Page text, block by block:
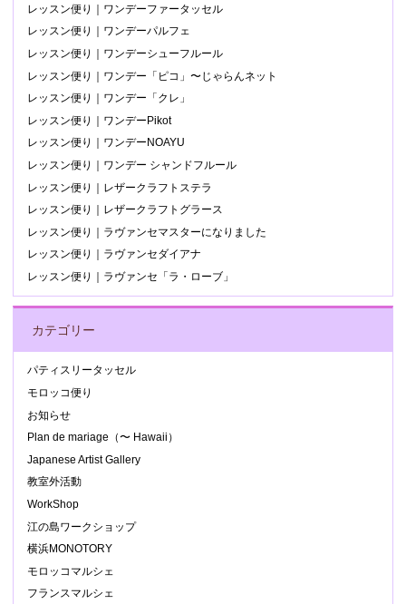
レッスン便り｜ワンデーファータッセル
レッスン便り｜ワンデーパルフェ
レッスン便り｜ワンデーシューフルール
レッスン便り｜ワンデー「ピコ」〜じゃらんネット
レッスン便り｜ワンデー「クレ」
レッスン便り｜ワンデーPikot
レッスン便り｜ワンデーNOAYU
レッスン便り｜ワンデー シャンドフルール
レッスン便り｜レザークラフトステラ
レッスン便り｜レザークラフトグラース
レッスン便り｜ラヴァンセマスターになりました
レッスン便り｜ラヴァンセダイアナ
レッスン便り｜ラヴァンセ「ラ・ローブ」
カテゴリー
パティスリータッセル
モロッコ便り
お知らせ
Plan de mariage（〜 Hawaii）
Japanese Artist Gallery
教室外活動
WorkShop
江の島ワークショップ
横浜MONOTORY
モロッコマルシェ
フランスマルシェ